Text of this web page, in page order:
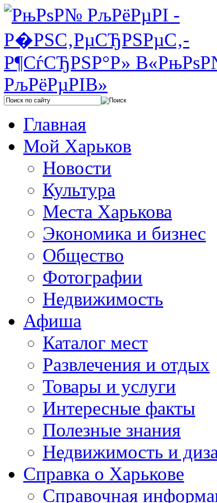
Главная
Мой Харьков
Новости
Культура
Места Харькова
Экономика и бизнес
Общество
Фотографии
Недвижимость
Афиша
Каталог мест
Развлечения и отдых
Товары и услуги
Интересные факты
Полезные знания
Недвижимость и
Справка о Харькове
Справочная